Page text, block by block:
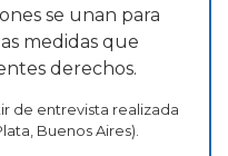
se unan para
medidas que
derechos.
de entrevista realizada
Buenos Aires).